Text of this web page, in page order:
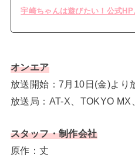
宇崎ちゃんは遊びたい！公式HP
オンエア
放送開始：7月10日(金)より
放送局：AT-X、TOKYO
スタッフ・制作会社
原作：丈